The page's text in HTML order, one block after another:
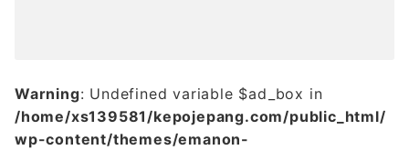
Warning: Undefined variable $ad_box in
/home/xs139581/kepojepang.com/public_html/
wp-content/themes/emanon-